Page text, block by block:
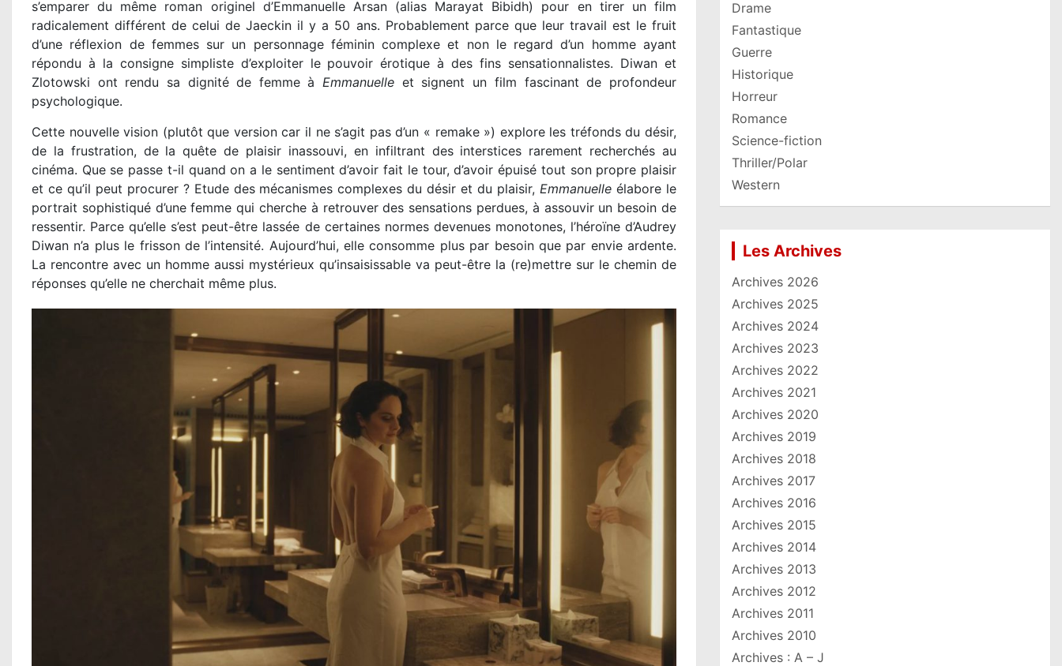
s’emparer du même roman originel d’Emmanuelle Arsan (alias Marayat Bibidh) pour en tirer un film
radicalement différent de celui de Jaeckin il y a 50 ans. Probablement parce que leur travail est le fruit
d’une réflexion de femmes sur un personnage féminin complexe et non le regard d’un homme ayant
répondu à la consigne simpliste d’exploiter le pouvoir érotique à des fins sensationnalistes. Diwan et
Zlotowski ont rendu sa dignité de femme à Emmanuelle et signent un film fascinant de profondeur
psychologique.
Cette nouvelle vision (plutôt que version car il ne s’agit pas d’un « remake ») explore les tréfonds du désir,
de la frustration, de la quête de plaisir inassouvi, en infiltrant des interstices rarement recherchés au
cinéma. Que se passe t-il quand on a le sentiment d’avoir fait le tour, d’avoir épuisé tout son propre plaisir
et ce qu’il peut procurer ? Etude des mécanismes complexes du désir et du plaisir, Emmanuelle élabore le
portrait sophistiqué d’une femme qui cherche à retrouver des sensations perdues, à assouvir un besoin de
ressentir. Parce qu’elle s’est peut-être lassée de certaines normes devenues monotones, l’héroïne d’Audrey
Diwan n’a plus le frisson de l’intensité. Aujourd’hui, elle consomme plus par besoin que par envie ardente.
La rencontre avec un homme aussi mystérieux qu’insaisissable va peut-être la (re)mettre sur le chemin de
réponses qu’elle ne cherchait même plus.
Drame
Fantastique
Guerre
Historique
Horreur
Romance
Science-fiction
Thriller/Polar
Western
Les Archives
Archives 2026
Archives 2025
Archives 2024
Archives 2023
Archives 2022
Archives 2021
Archives 2020
Archives 2019
Archives 2018
Archives 2017
Archives 2016
Archives 2015
Archives 2014
Archives 2013
Archives 2012
Archives 2011
Archives 2010
Archives : A – J